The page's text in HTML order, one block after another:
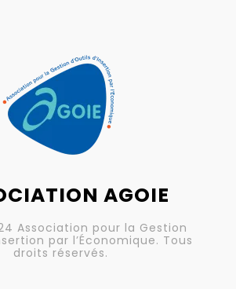
AGOIE
Association pour la Gestion
par l’Économique. Tous
droits réservés.